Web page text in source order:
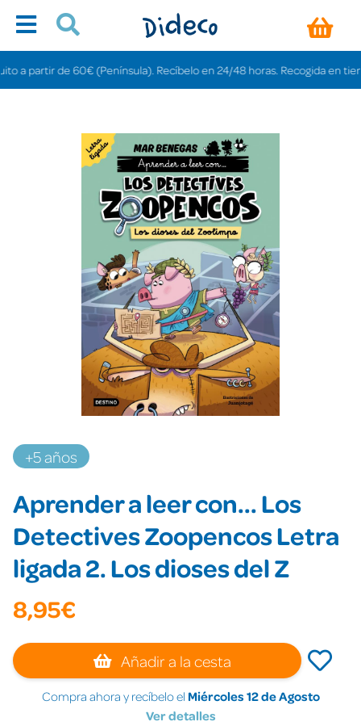
de 60€ (Península). Recíbelo en 24/48 horas. Recogida en tiendas
+5 años
Aprender a leer con... Los
Detectives Zoopencos Letra
ligada 2. Los dioses del Z
8,95€
Añadir a la cesta
Compra ahora y recíbelo el Miércoles 12 de Agosto
Ver detalles